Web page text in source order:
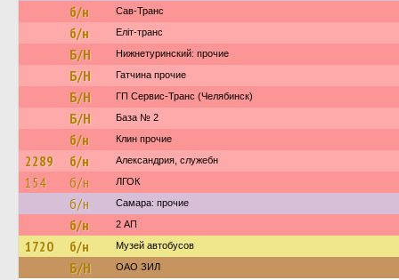
б/н Сав-Транс
б/н Еліт-транс
Б/Н Нижнетуринский: прочие
Б/Н Гатчина прочие
Б/Н ГП Сервис-Транс (Челябинск)
Б/Н База № 2
б/н Клин прочие
2289 б/н Александрия, служебн
154 б/н ЛГОК
б/н Самара: прочие
б/н 2 АП
1720 б/н Музей автобусов
Б/Н ОАО ЗИЛ